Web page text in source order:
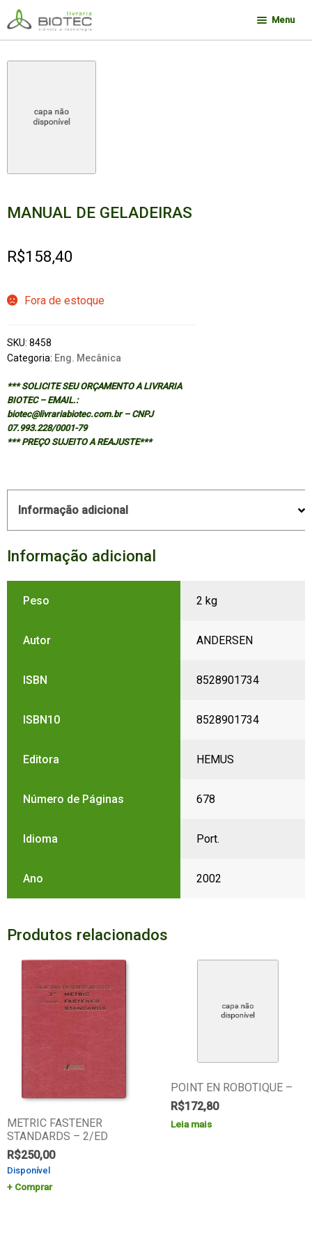
Pular
para
navegação
Pular
para
o
conteúdo
Menu
MANUAL DE GELADEIRAS
R$158,40
Fora de estoque
SKU: 8458
Categoria: Eng. Mecânica
*** SOLICITE SEU ORÇAMENTO A LIVRARIA
BIOTEC – EMAIL.:
biotec@livrariabiotec.com.br – CNPJ
07.993.228/0001-79
*** PREÇO SUJEITO A REAJUSTE***
Informação adicional
Informação adicional
Peso 2 kg
Autor ANDERSEN
ISBN 8528901734
ISBN10 8528901734
Editora HEMUS
Número de Páginas 678
Idioma Port.
Ano 2002
Produtos relacionados
METRIC FASTENER
STANDARDS – 2/ED
R$250,00
Disponível
Comprar
POINT EN ROBOTIQUE –
R$172,80
Leia mais